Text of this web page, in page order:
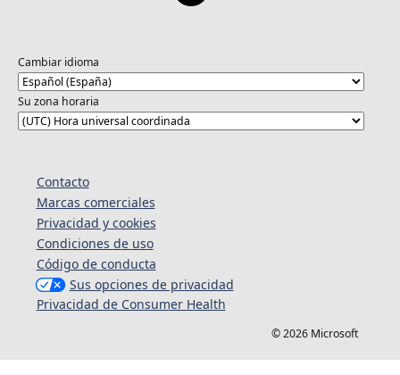
Cambiar idioma
Su zona horaria
Contacto
Marcas comerciales
Privacidad y cookies
Condiciones de uso
Código de conducta
Sus opciones de privacidad
Privacidad de Consumer Health
© 2026 Microsoft